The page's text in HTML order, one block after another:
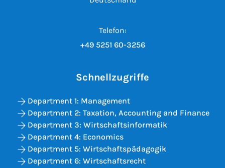
Telefon:
+49 5251 60-3256
Schnellzugriffe
Department 1: Management
Department 2: Taxation, Accounting and Finance
Department 3: Wirtschaftsinformatik
Department 4: Economics
Department 5: Wirtschaftspädagogik
Department 6: Wirtschaftsrecht